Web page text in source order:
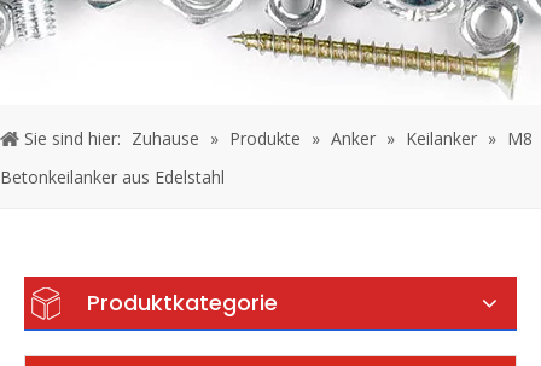
Sie sind hier: Zuhause » Produkte » Anker » Keilanker » M8
Betonkeilanker aus Edelstahl
Produktkategorie